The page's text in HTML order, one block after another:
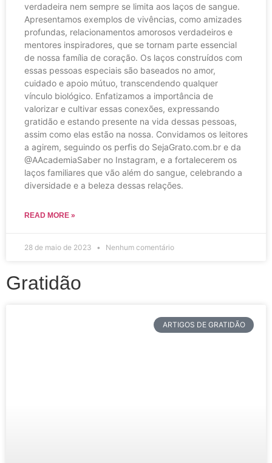
verdadeira nem sempre se limita aos laços de sangue.
Apresentamos exemplos de vivências, como amizades
profundas, relacionamentos amorosos verdadeiros e
mentores inspiradores, que se tornam parte essencial
de nossa família de coração. Os laços construídos com
essas pessoas especiais são baseados no amor,
cuidado e apoio mútuo, transcendendo qualquer
vínculo biológico. Enfatizamos a importância de
valorizar e cultivar essas conexões, expressando
gratidão e estando presente na vida dessas pessoas,
assim como elas estão na nossa. Convidamos os leitores
a agirem, seguindo os perfis do SejaGrato.com.br e da
@AAcademiaSaber no Instagram, e a fortalecerem os
laços familiares que vão além do sangue, celebrando a
diversidade e a beleza dessas relações.
READ MORE »
28 de maio de 2023 Nenhum comentário
Gratidão
ARTIGOS DE GRATIDÃO